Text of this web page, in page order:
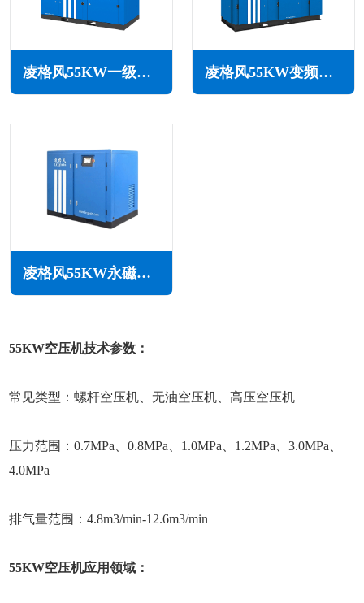
凌格风55KW一级能效永磁变频空压机LCH系列 凌格风55KW变频空压机LSV系列
凌格风55KW永磁变频无油水润滑空压机LSW PM系列
55KW空压机技术参数：
常见类型：螺杆空压机、无油空压机、高压空压机
压力范围：0.7MPa、0.8MPa、1.0MPa、1.2MPa、3.0MPa、
4.0MPa
排气量范围：4.8m3/min-12.6m3/min
55KW空压机应用领域：